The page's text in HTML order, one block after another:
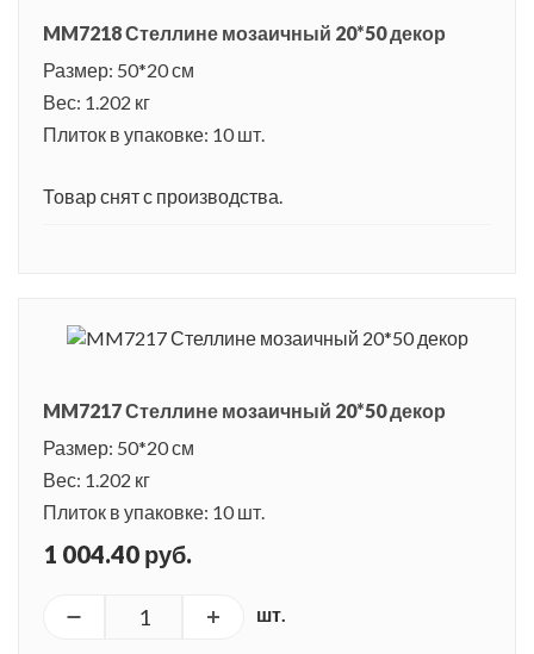
MM7218 Стеллине мозаичный 20*50 декор
Размер: 50*20 см
Вес: 1.202 кг
Плиток в упаковке: 10 шт.
Товар снят с производства.
MM7217 Стеллине мозаичный 20*50 декор
Размер: 50*20 см
Вес: 1.202 кг
Плиток в упаковке: 10 шт.
1 004.40 руб.
шт.